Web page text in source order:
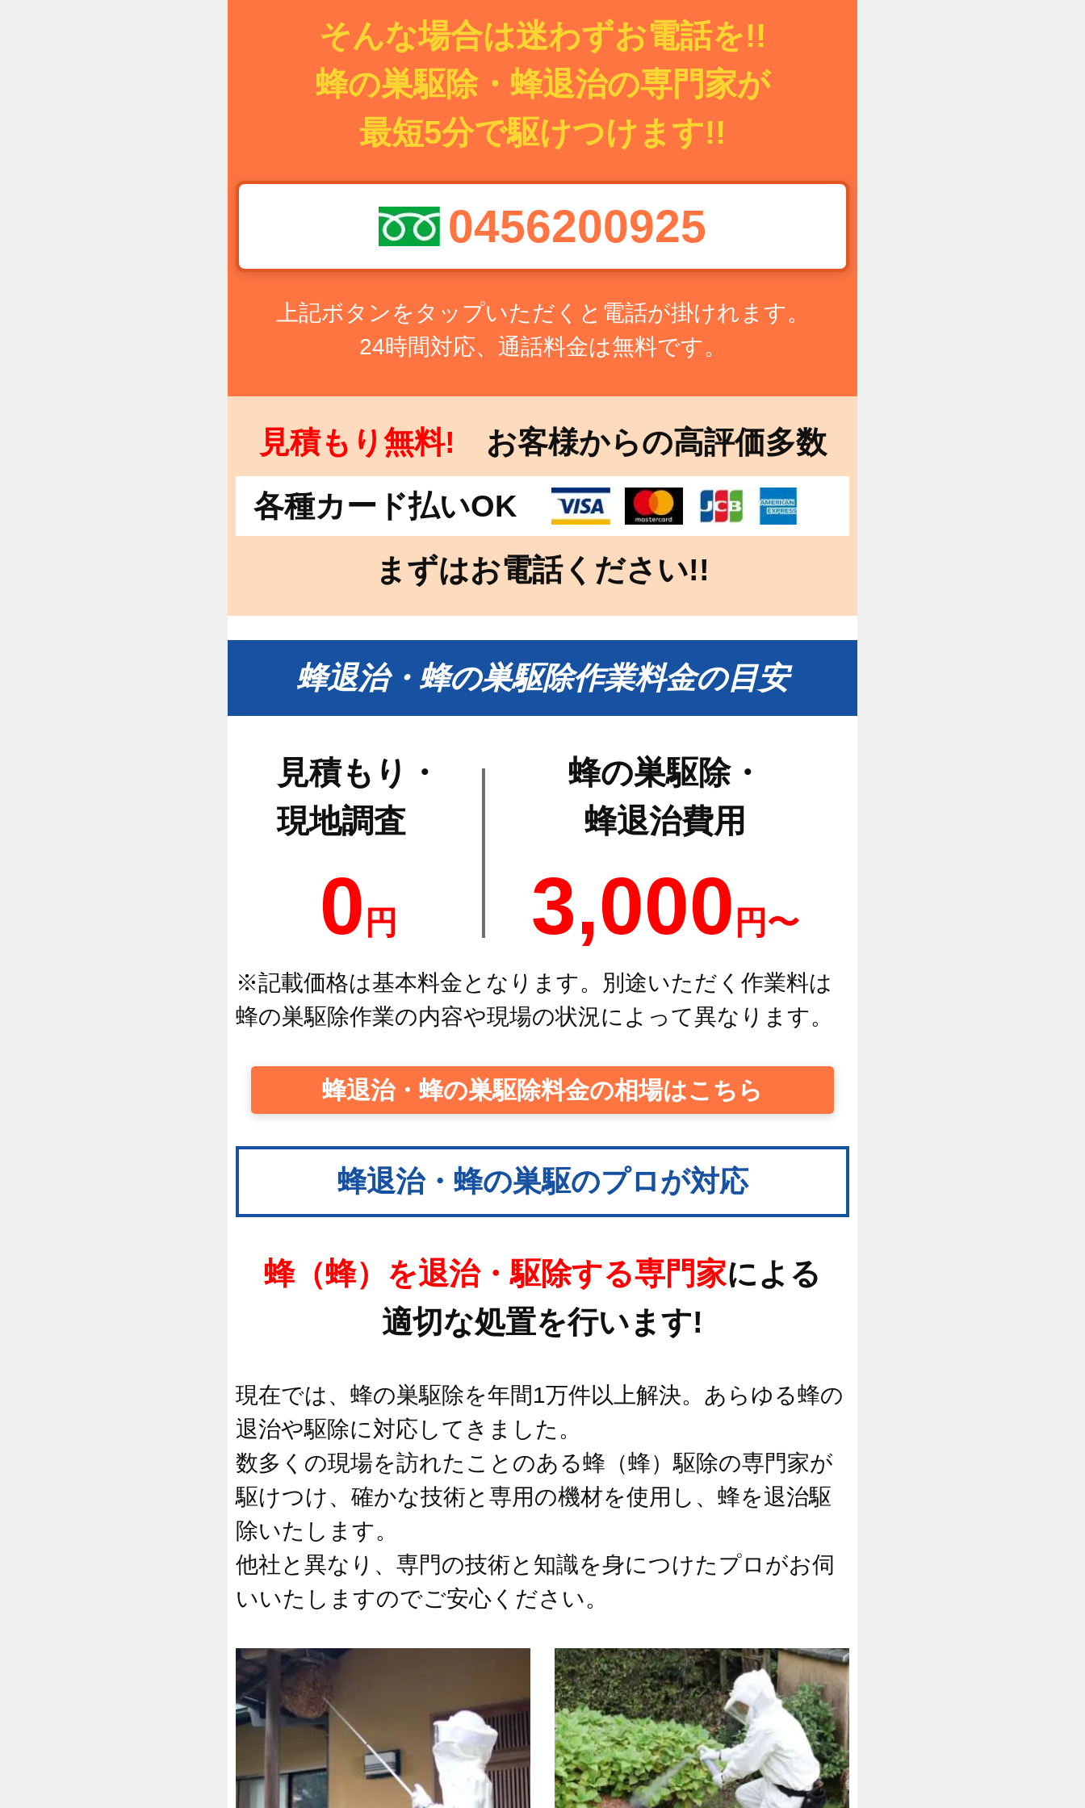
そんな場合は迷わずお電話を!!
蜂の巣駆除・蜂退治の専門家が
最短5分で駆けつけます!!
0456200925
上記ボタンをタップいただくと電話が掛けれます。
24時間対応、通話料金は無料です。
見積もり無料! お客様からの高評価多数
各種カード払いOK
まずはお電話ください!!
蜂退治・蜂の巣駆除作業料金の目安
見積もり・
現地調査
0 円
蜂の巣駆除・
蜂退治費用
3,000 円〜
※記載価格は基本料金となります。別途いただく作業料は
蜂の巣駆除作業の内容や現場の状況によって異なります。
蜂退治・蜂の巣駆除料金の相場はこちら
蜂退治・蜂の巣駆のプロが対応
蜂（蜂）を退治・駆除する専門家による
適切な処置を行います!
現在では、蜂の巣駆除を年間1万件以上解決。あらゆる蜂の
退治や駆除に対応してきました。
数多くの現場を訪れたことのある蜂（蜂）駆除の専門家が
駆けつけ、確かな技術と専用の機材を使用し、蜂を退治駆
除いたします。
他社と異なり、専門の技術と知識を身につけたプロがお伺
いいたしますのでご安心ください。